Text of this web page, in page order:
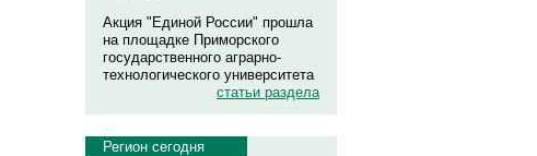
Акция "Единой России" прошла
на площадке Приморского
государственного аграрно-
технологического университета
статьи раздела
Регион сегодня